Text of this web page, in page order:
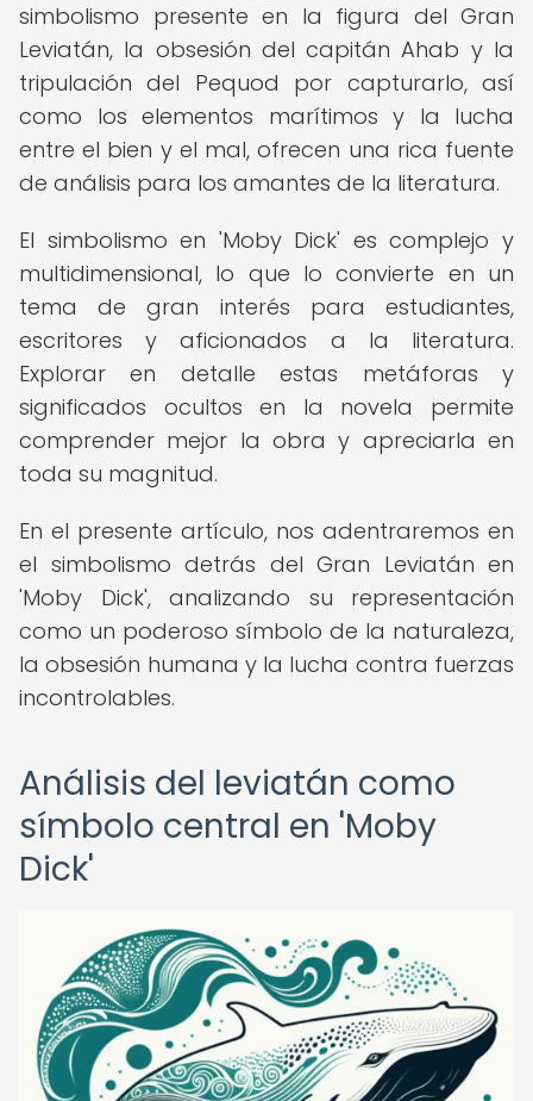
simbolismo presente en la figura del Gran
Leviatán, la obsesión del capitán Ahab y la
tripulación del Pequod por capturarlo, así
como los elementos marítimos y la lucha
entre el bien y el mal, ofrecen una rica fuente
de análisis para los amantes de la literatura.
El simbolismo en 'Moby Dick' es complejo y
multidimensional, lo que lo convierte en un
tema de gran interés para estudiantes,
escritores y aficionados a la literatura.
Explorar en detalle estas metáforas y
significados ocultos en la novela permite
comprender mejor la obra y apreciarla en
toda su magnitud.
En el presente artículo, nos adentraremos en
el simbolismo detrás del Gran Leviatán en
'Moby Dick', analizando su representación
como un poderoso símbolo de la naturaleza,
la obsesión humana y la lucha contra fuerzas
incontrolables.
Análisis del leviatán como
símbolo central en 'Moby
Dick'